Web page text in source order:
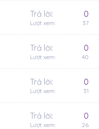
Trả lời 0
Lượt xem 37
Trả lời 0
Lượt xem 40
Trả lời 0
Lượt xem 31
Trả lời 0
Lượt xem 26